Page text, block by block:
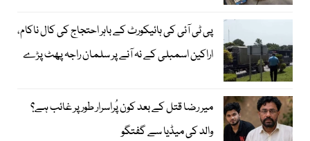
پی ٹی آئی کی ہائیکورٹ کے باہر احتجاج کی کال ناکام،
اراکین اسمبلی کے نہ آنے پر سلمان راجہ پھٹ پڑے
میر رضا قتل کے بعد کون پُراسرار طور پر غائب ہے؟
والد کی میڈیا سے گفتگو